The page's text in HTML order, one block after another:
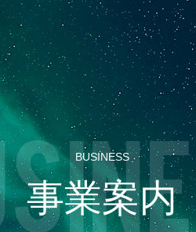
BUSINESS
事業案内